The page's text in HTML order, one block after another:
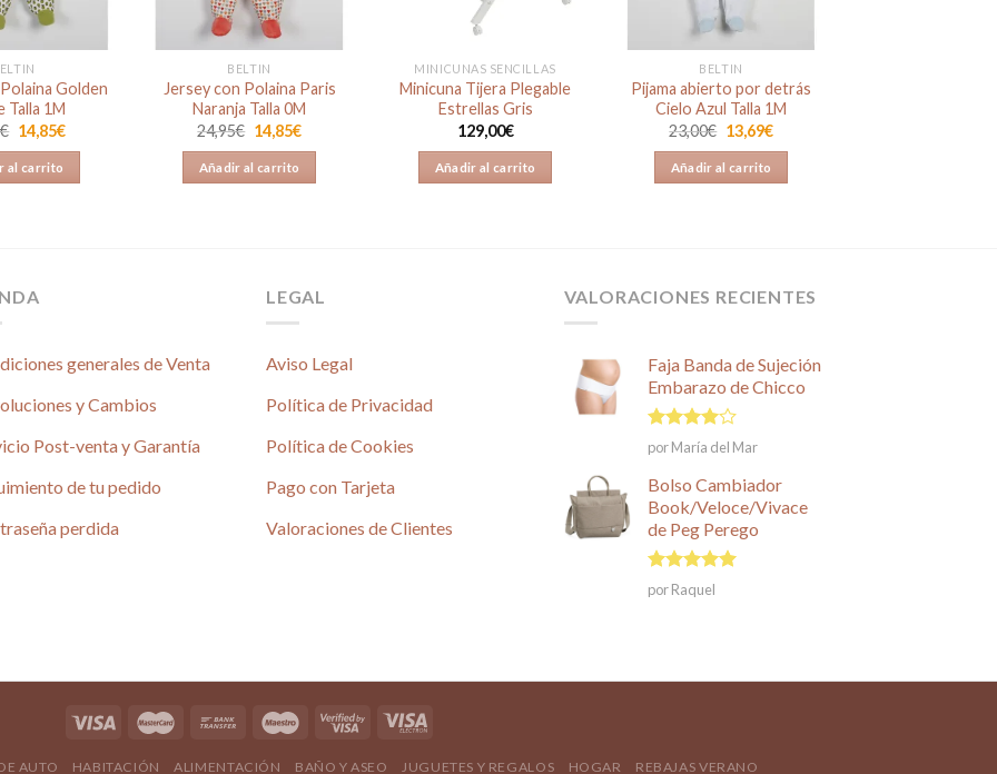
Golden
Talla 1M
€ El
precio
original
era:
14,85€El
al carrito
BELTIN
Jersey con Polaina Paris
Naranja Talla 0M
24,95€ El
precio
original
era:
14,85€El
Añadir al carrito
MINICUNAS SENCILLAS
Minicuna Tijera Plegable
Estrellas Gris
129,00€
Añadir al carrito
BELTIN
Pijama abierto por detrás
Cielo Azul Talla 1M
23,00€ El
precio
original
era:
13,69€El
Añadir al carrito
/ 5
generales de Venta
y Cambios
Post-venta y Garantía
de tu pedido
perdida
LEGAL
Aviso Legal
Política de Privacidad
Política de Cookies
Pago con Tarjeta
Valoraciones de Clientes
VALORACIONES RECIENTES
Faja Banda de Sujeción
Embarazo de Chicco
Valorado
en
5
por María del Mar
Bolso Cambiador
Book/Veloce/Vivace
de Peg Perego
Valorado en
5
de 5
por Raquel
AUTO HABITACIÓN ALIMENTACIÓN BAÑO Y ASEO JUGUETES Y REGALOS HOGAR REBAJAS VERANO